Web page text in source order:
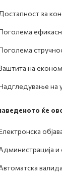
за
на
на
ќе